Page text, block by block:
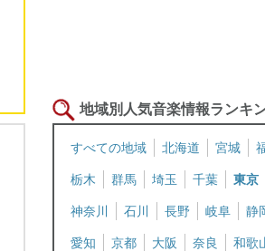
地域別人気音楽情報ランキ
すべての地域 北海道 宮城
栃木 群馬 埼玉 千葉 東京
神奈川 石川 長野 岐阜 静
愛知 京都 大阪 奈良 和歌